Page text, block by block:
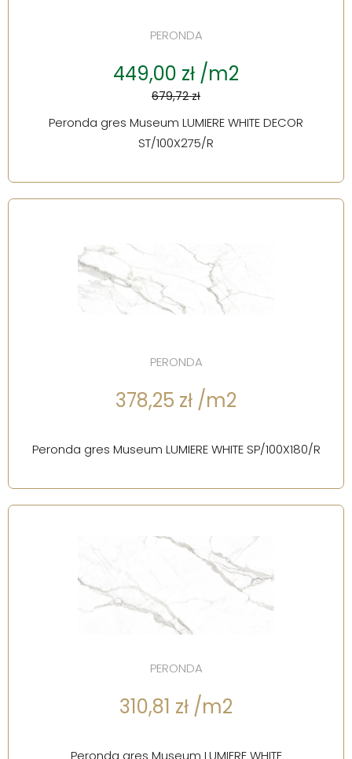
PERONDA
449,00 zł /m2
679,72 zł
Peronda gres Museum LUMIERE WHITE DECOR
ST/100X275/R
PERONDA
378,25 zł /m2
Peronda gres Museum LUMIERE WHITE SP/100X180/R
PERONDA
310,81 zł /m2
Peronda gres Museum LUMIERE WHITE